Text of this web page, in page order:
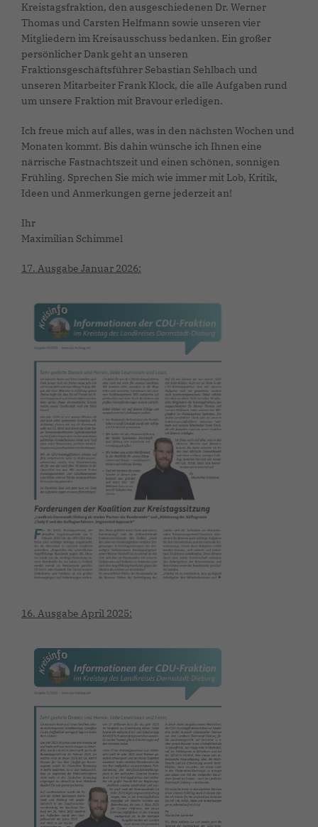
Kreistagsfraktion, den ausgeschiedenen Dr. Werner
Thomas und Carsten Helfmann sowie unseren vier
Mitgliedern im Kreisausschuss bedanken. Ein großer
persönlicher Dank geht an unseren
Fraktionsgeschäftsführer Sebastian Sehlbach und
unseren Mitarbeiter Frank Klock, die alle Aufgaben rund
um unsere Fraktion mit Bravour erledigen.
Ich freue mich auf alles, was in den nächsten Wochen und
Monaten kommt. Bis dahin wünsche ich Ihnen eine
närrische Fastnachtszeit und einen schönen, sonnigen
Frühling. Sprechen Sie mich wie immer mit Lob, Kritik,
Ideen und Anmerkungen gerne jederzeit an!
Ihr
Maximilian Schimmel
17. Ausgabe Januar 2026:
16. Ausgabe April 2025: